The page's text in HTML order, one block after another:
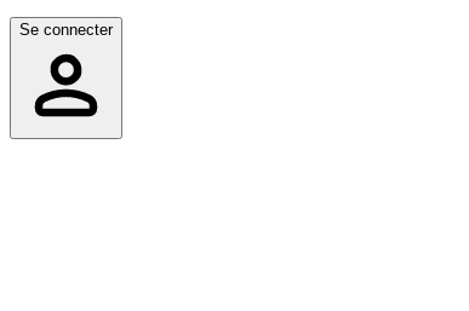
Se connecter